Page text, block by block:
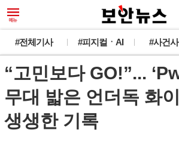
#전체기사 #피지컬ㆍAI #사건
“고민보다 GO!”...
무대 밟은 언더독 화
생생한 기록